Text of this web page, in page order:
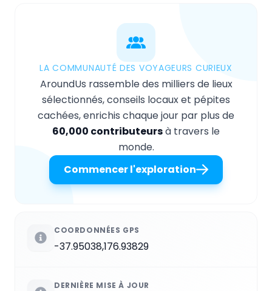
LA COMMUNAUTÉ DES VOYAGEURS CURIEUX
AroundUs rassemble des milliers de lieux
sélectionnés, conseils locaux et pépites
cachées, enrichis chaque jour par plus de
60,000 contributeursà travers le
monde.
Commencer l'exploration
COORDONNÉES GPS
-37.95038,176.93829
DERNIÈRE MISE À JOUR